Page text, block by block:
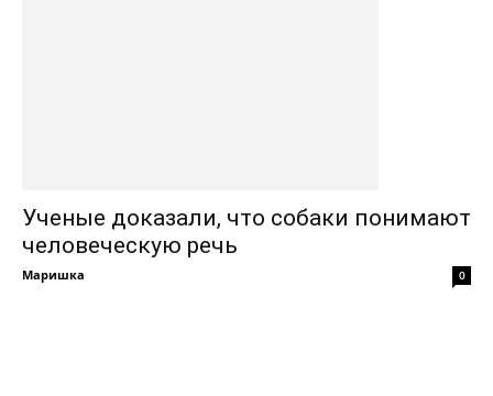
Ученые доказали, что собаки понимают
человеческую речь
Маришка 0